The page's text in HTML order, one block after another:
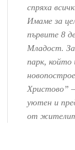
спряха
Имаме за
първите 8
Младост.
парк, който
Христово”
уютен и
от